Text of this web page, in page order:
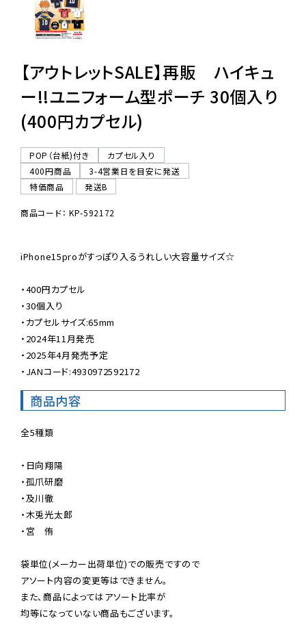
06-6282-7659
【アウトレットSALE】再販 ハイキュ
ー!!ユニフォーム型ポーチ 30個入り
(400円カプセル)
POP（台紙)付き
カプセル入り
400円商品
3-4営業日を目安に発送
特価商品
発送B
商品コード： KP-592172
iPhone15proがすっぽり入るうれしい大容量サイズ☆
・400円カプセル
・30個入り
・カプセルサイズ:65mm
・2024年11月発売
・2025年4月発売予定
・JANコード:4930972592172
商品内容
全5種類
・日向翔陽
・孤爪研磨
・及川徹
・木兎光太郎
・宮　侑
袋単位(メーカー出荷単位)での販売ですので
アソート内容の変更等はできません。
また、商品によってはアソート比率が
均等になっていない商品もございます。